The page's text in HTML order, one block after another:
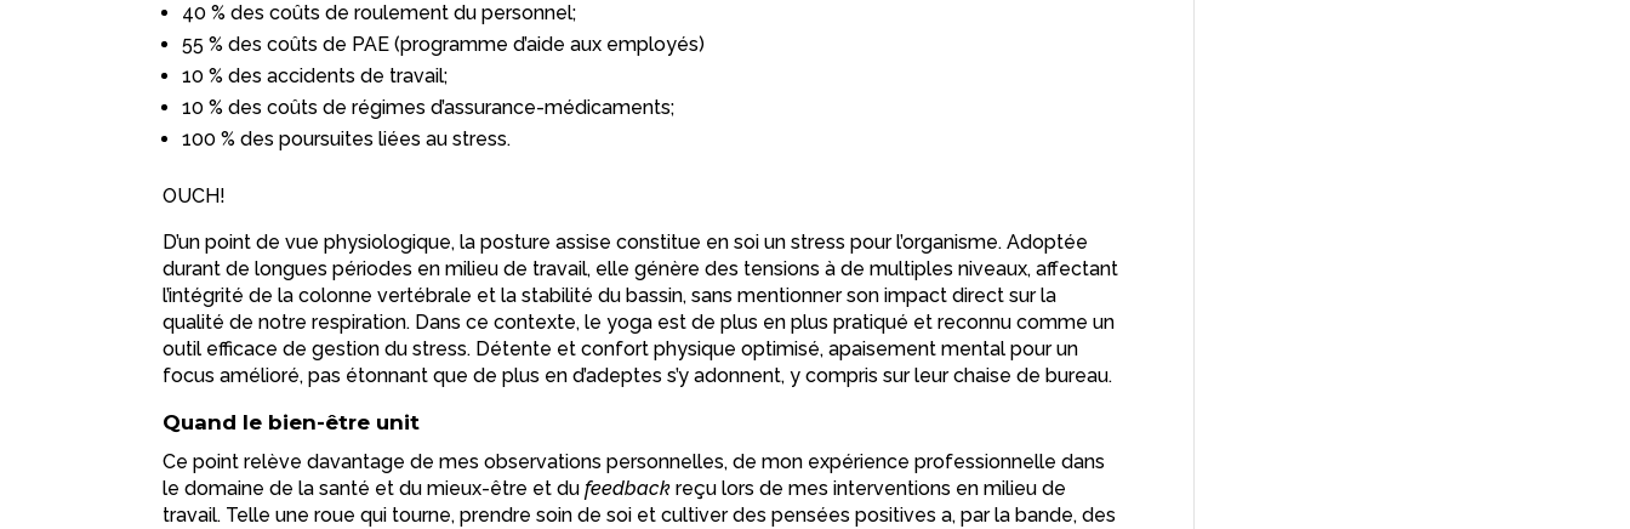
40 % des coûts de roulement du personnel;
55 % des coûts de PAE (programme d’aide aux employés)
10 % des accidents de travail;
10 % des coûts de régimes d’assurance-médicaments;
100 % des poursuites liées au stress.
OUCH!
D’un point de vue physiologique, la posture assise constitue en soi un stress pour l’organisme. Adoptée
durant de longues périodes en milieu de travail, elle génère des tensions à de multiples niveaux, affectant
l’intégrité de la colonne vertébrale et la stabilité du bassin, sans mentionner son impact direct sur la
qualité de notre respiration. Dans ce contexte, le yoga est de plus en plus pratiqué et reconnu comme un
outil efficace de gestion du stress. Détente et confort physique optimisé, apaisement mental pour un
focus amélioré, pas étonnant que de plus en d’adeptes s’y adonnent, y compris sur leur chaise de bureau.
Quand le bien-être unit
Ce point relève davantage de mes observations personnelles, de mon expérience professionnelle dans
le domaine de la santé et du mieux-être et du feedback reçu lors de mes interventions en milieu de
travail. Telle une roue qui tourne, prendre soin de soi et cultiver des pensées positives a, par la bande, des